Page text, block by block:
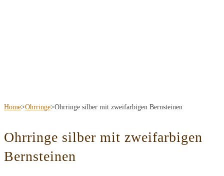
Home>Ohrringe>Ohrringe silber mit zweifarbigen Bernsteinen
Ohrringe silber mit zweifarbigen
Bernsteinen